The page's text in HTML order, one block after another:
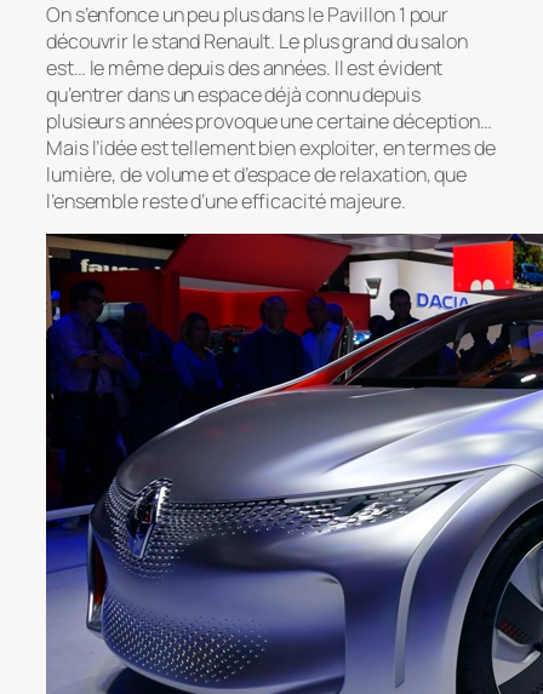
On s’enfonce un peu plus dans le Pavillon 1 pour
découvrir le stand Renault. Le plus grand du salon
est… le même depuis des années. Il est évident
qu’entrer dans un espace déjà connu depuis
plusieurs années provoque une certaine déception…
Mais l’idée est tellement bien exploiter, en termes de
lumière, de volume et d’espace de relaxation, que
l’ensemble reste d’une efficacité majeure.